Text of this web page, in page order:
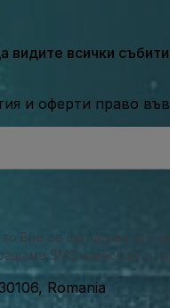
видите всички
и оферти право
Вие се съгласявате с
SMS известия, от
Romania